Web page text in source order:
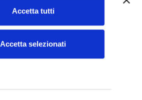
Accetta tutti
Accetta selezionati